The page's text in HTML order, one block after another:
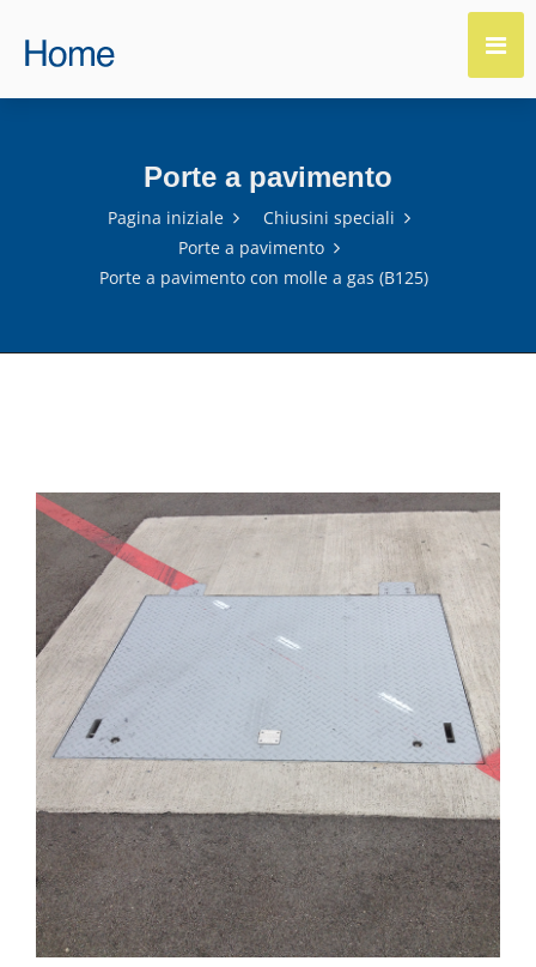
Porte a pavimento
Pagina iniziale
Chiusini speciali
Porte a pavimento
Porte a pavimento con molle a gas (B125)